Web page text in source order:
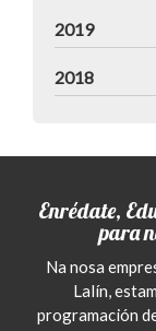
2019
2018
Enrédate,
para
Na nosa
Lalín,
programación